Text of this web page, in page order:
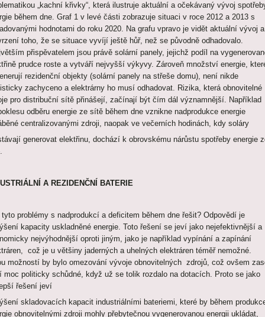
„kachní křivky“, která ilustruje aktuální a očekávaný vývoj
během dne. Graf 1 v levé části zobrazuje situaci v roce 2012 a 2013 s
hodnotami do roku 2020. Na grafu vpravo je vidět aktuální vývoj a
toho, že se situace vyvíjí ještě hůř, než se původně odhadovalo.
přispěvatelem jsou právě solární panely, jejichž podíl na
prudce roste a vytváří nejvyšší výkyvy. Zároveň množství energie,
rezidenční objekty (solární panely na střeše domu), není nikde
zachyceno a elektrárny ho musí odhadovat. Rizika, která obnovitelné
pro distribuční sítě přinášejí, začínají být čím dál významnější. Například
odběru energie ze sítě během dne vznikne nadprodukce energie
centralizovanými zdroji, naopak ve večerních hodinách, kdy soláry
generovat elektřinu, dochází k obrovskému nárůstu spotřeby energie
A REZIDENČNÍ BATERIE
problémy s nadprodukcí a deficitem během dne řešit? Odpovědí je
kapacity uskladněné energie. Toto řešení se jeví jako nejefektivnější a
nejvýhodnější oproti jiným, jako je například vypínání a zapínání
což je u většiny jaderných a uhelných elektráren téměř nemožné.
možností by bylo omezování vývoje obnovitelných zdrojů, což ovšem
moc politicky schůdné, když už se tolik rozdalo na dotacích. Proto se jako
řešení jeví
skladovacích kapacit industriálními bateriemi, které by během
obnovitelnými zdroji mohly přebytečnou vygenerovanou energii ukládat,